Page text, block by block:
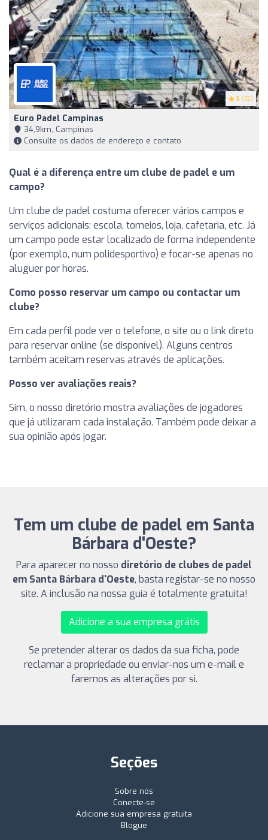
5 (72)
Euro Padel Campinas
34,9km, Campinas
Consulte os dados de endereço e contato
Qual é a diferença entre um clube de padel e um
campo?
Um clube de padel costuma oferecer vários campos e
serviços adicionais: escola, torneios, loja, cafetaria, etc. Já
um campo pode estar localizado de forma independente
(por exemplo, num polidesportivo) e focar-se apenas no
aluguer por horas.
Como posso reservar um campo ou contactar um
clube?
Em cada perfil pode ver o telefone, o site ou o link direto
para reservar online (se disponível). Alguns centros
também aceitam reservas através de aplicações.
Posso ver avaliações reais?
Sim, o nosso diretório mostra avaliações de jogadores
que já utilizaram cada instalação. Também pode deixar a
sua opinião após jogar.
Tem um clube de padel em Santa
Bárbara d'Oeste?
Para aparecer no nosso diretório de clubes de padel
em Santa Bárbara d'Oeste, basta registar-se no nosso
site. A inclusão na nossa guia é totalmente gratuita!
Adicione a sua empresa grátis
Se pretender alterar os dados da sua ficha, pode
reclamar a propriedade ou enviar-nos um e-mail e
faremos as alterações por si.
Seções
Sobre nós
Conecte-se
Adicione sua empresa gratuita
Blogue